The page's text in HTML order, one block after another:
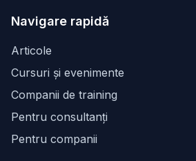
Navigare rapidă
Articole
Cursuri și evenimente
Companii de training
Pentru consultanți
Pentru companii